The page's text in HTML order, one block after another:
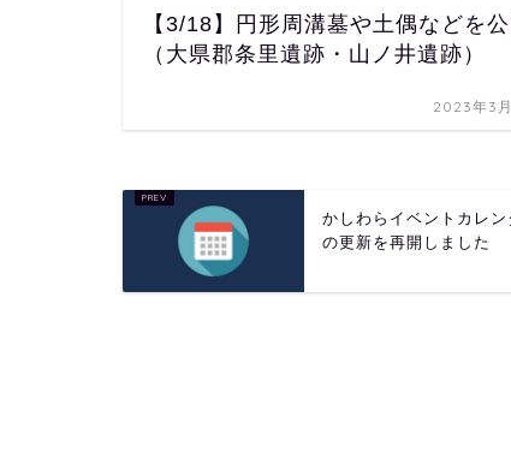
【3/18】円形周溝墓や土偶などを
（大県郡条里遺跡・山ノ井遺跡）
2023年3月
かしわらイベントカレン
の更新を再開しました